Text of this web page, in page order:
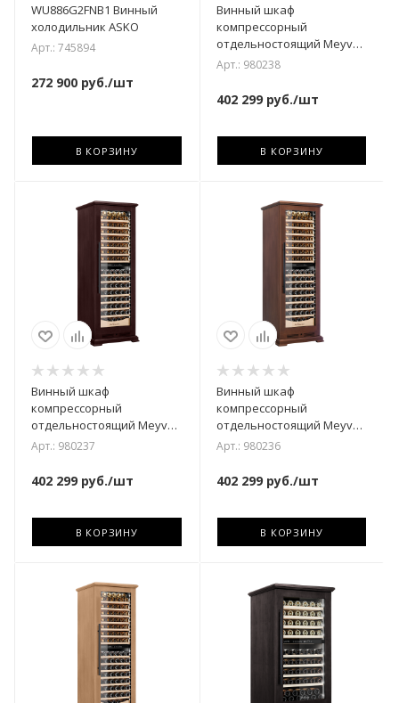
WU886G2FNB1 Винный
холодильник ASKO
Арт.: 745894
272 900 руб./шт
В КОРЗИНУ
Винный шкаф
компрессорный
отдельностоящий Meyvel
MV163PRO-KBT2 (Тёмный
Арт.: 980238
402 299руб./шт
В КОРЗИНУ
Винный шкаф
компрессорный
отдельностоящий Meyvel
MV163PRO-KBT2 (Спелая
Арт.: 980237
402 299 руб./шт
В КОРЗИНУ
Винный шкаф
компрессорный
отдельностоящий Meyvel
MV163PRO-KBT2
Арт.: 980236
402 299руб./шт
В КОРЗИНУ